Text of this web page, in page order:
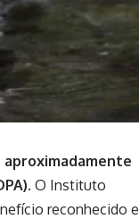
aproximadamente
O Instituto
reconhecido e